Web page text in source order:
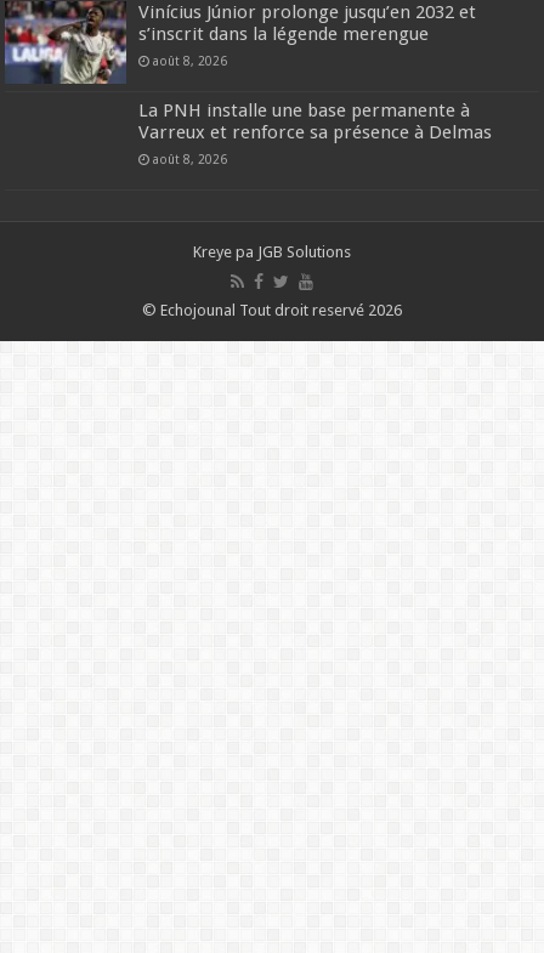
Vinícius Júnior prolonge jusqu’en 2032 et
s’inscrit dans la légende merengue
août 8, 2026
La PNH installe une base permanente à
Varreux et renforce sa présence à Delmas
août 8, 2026
Kreye pa JGB Solutions
© Echojounal Tout droit reservé 2026